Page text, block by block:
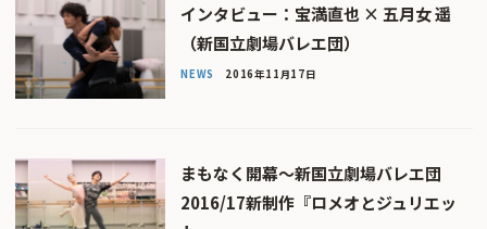
インタビュー：宝満直也 × 五月女 遥
（新国立劇場バレエ団）
NEWS 2016年11月17日
まもなく開幕〜新国立劇場バレエ団
2016/17新制作『ロメオとジュリエッ